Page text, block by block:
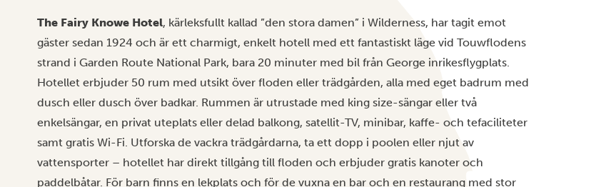
The Fairy Knowe Hotel, kärleksfullt kallad ”den stora damen” i Wilderness, har tagit emot
gäster sedan 1924 och är ett charmigt, enkelt hotell med ett fantastiskt läge vid Touwflodens
strand i Garden Route National Park, bara 20 minuter med bil från George inrikesflygplats.
Hotellet erbjuder 50 rum med utsikt över floden eller trädgården, alla med eget badrum med
dusch eller dusch över badkar. Rummen är utrustade med king size-sängar eller två
enkelsängar, en privat uteplats eller delad balkong, satellit-TV, minibar, kaffe- och tefaciliteter
samt gratis Wi-Fi. Utforska de vackra trädgårdarna, ta ett dopp i poolen eller njut av
vattensporter – hotellet har direkt tillgång till floden och erbjuder gratis kanoter och
paddelbåtar. För barn finns en lekplats och för de vuxna en bar och en restaurang med stor